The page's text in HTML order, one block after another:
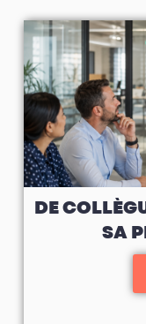
DE
SA